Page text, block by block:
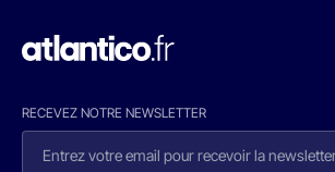
RECEVEZ NOTRE NEWSLETTER